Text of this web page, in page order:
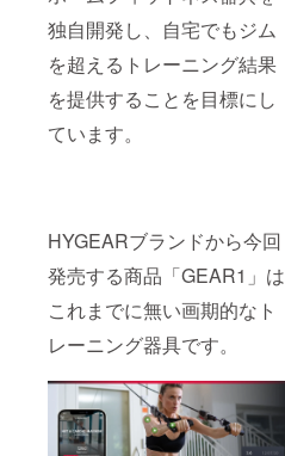
独自開発し、自宅でもジム
を超えるトレーニング結果
を提供することを目標にし
ています。
HYGEARブランドから今回
発売する商品「GEAR1」は
これまでに無い画期的なト
レーニング器具です。